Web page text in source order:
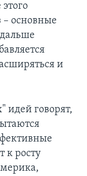
– основные
и
идей говорят,
к росту